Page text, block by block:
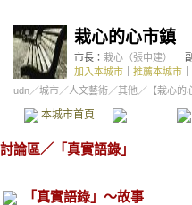
栽心的心市鎮
市長： 栽心（張申建）
加入本城市
推薦本城市
udn／城市／人文藝術／其他 ／ 【栽心
本城市首頁
討論區／ 「真實語錄」
「真實語錄」～故事